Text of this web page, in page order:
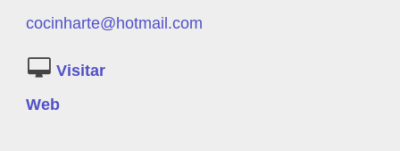
cocinharte@hotmail.com